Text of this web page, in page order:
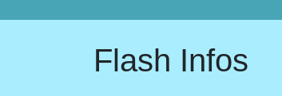
Flash Infos